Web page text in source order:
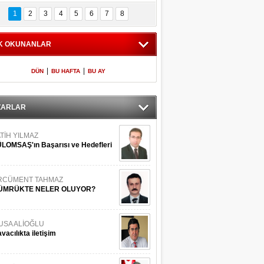
İstanbul
Adaları
600 milletvekilinin
listesi
1 2 3 4 5 6 7 8
OKUNANLAR
DÜN BU HAFTA BU AY
YILMAZ
Başarısı ve Hedefleri
TAHMAZ
NELER OLUYOR?
ALİOĞLU
iletişim